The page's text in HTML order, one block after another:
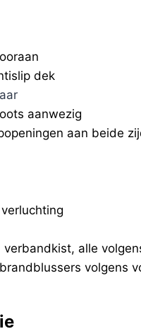
dek
aanwezig
aan beide
alle
volgens